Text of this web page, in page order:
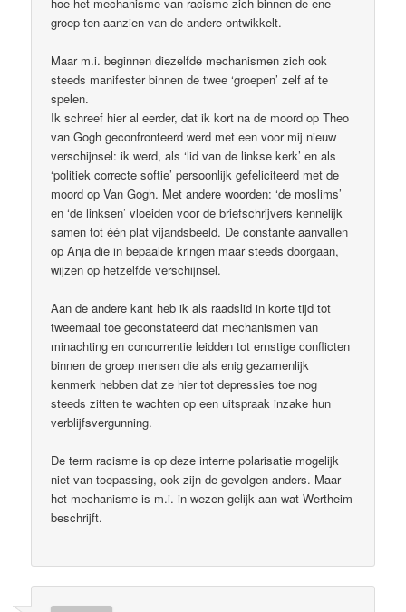
groep ten aanzien van de andere ontwikkelt.
Maar m.i. beginnen diezelfde mechanismen zich ook
steeds manifester binnen de twee ‘groepen’ zelf af te
spelen.
Ik schreef hier al eerder, dat ik kort na de moord op Theo
van Gogh geconfronteerd werd met een voor mij nieuw
verschijnsel: ik werd, als ‘lid van de linkse kerk’ en als
‘politiek correcte softie’ persoonlijk gefeliciteerd met de
moord op Van Gogh. Met andere woorden: ‘de moslims’
en ‘de linksen’ vloeiden voor de briefschrijvers kennelijk
samen tot één plat vijandsbeeld. De constante aanvallen
op Anja die in bepaalde kringen maar steeds doorgaan,
wijzen op hetzelfde verschijnsel.
Aan de andere kant heb ik als raadslid in korte tijd tot
tweemaal toe geconstateerd dat mechanismen van
minachting en concurrentie leidden tot ernstige conflicten
binnen de groep mensen die als enig gezamenlijk
kenmerk hebben dat ze hier tot depressies toe nog
steeds zitten te wachten op een uitspraak inzake hun
verblijfsvergunning.
De term racisme is op deze interne polarisatie mogelijk
niet van toepassing, ook zijn de gevolgen anders. Maar
het mechanisme is m.i. in wezen gelijk aan wat Wertheim
beschrijft.